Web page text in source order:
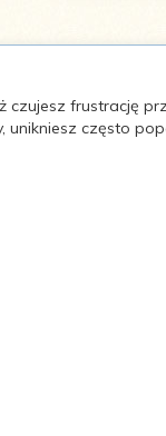
frustrację
często